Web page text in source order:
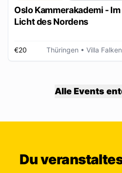
Oslo Kammerakademi - Im
Licht des Nordens
€20 Thüringen • Villa
Alle Events
Du